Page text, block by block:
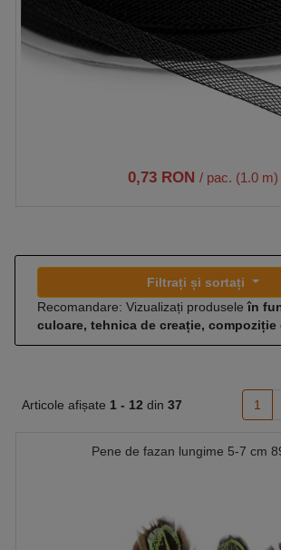
0,73 RON / pac. (1.0 m)
Filtrați și sortați
Recomandare: Vizualizați produseleîn
culoare, tehnica de creație, compoziție
Articole afișate 1 - 12 din 37 1
Pene de fazan lungime 5-7 cm